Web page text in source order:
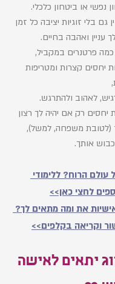
נפשי או ביטחון כלכלי.
גם בלי זוגיות יציבה כל זמן
ואהבה בחיים.
כמה פרטנרים במקביל,
יחסים קצרות ומטריפות
לאהוב ולהתרגש.
יחסים רק אם יהיה לך רצון
(לטובת משפחה, למשל),
אותך.
עולם הרוח? ללימודי
לחצי כאן>>
את ומה מתאים לך?
וקריאה בקלפים>>
יתאים לאישה